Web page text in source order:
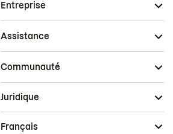
Entreprise
Assistance
Communauté
Juridique
Français